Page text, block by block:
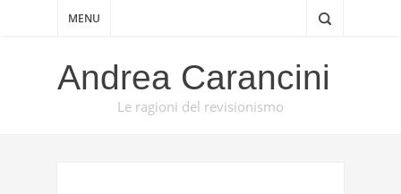
MENU
Andrea Carancini
Le ragioni del revisionismo